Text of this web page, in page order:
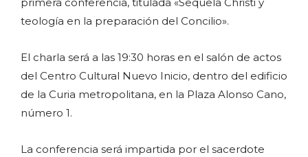
teología en la preparación del Concilio».
El charla será a las 19:30 horas en el salón de actos
del Centro Cultural Nuevo Inicio, dentro del edificio
de la Curia metropolitana, en la Plaza Alonso Cano,
número 1.
La conferencia será impartida por el sacerdote